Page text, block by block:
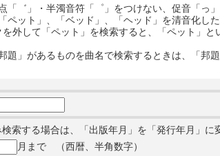
「゛」・半濁音符「゜」をつけない、促音「っ
ペット」、「ベッド」、「ヘッド」を清音化し
を外して「ペット」を検索すると、「ペット」
題」があるものを曲名で検索するときは、「邦
索する場合は、「出版年月」を「発行年月」に
月まで （西暦、半角数字）